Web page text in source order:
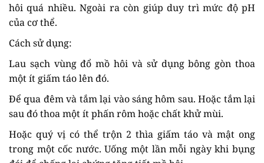
hôi quá nhiều. Ngoài ra còn giúp duy trì mức độ pH
của cơ thể.
Cách sử dụng:
Lau sạch vùng đổ mồ hôi và sử dụng bông gòn thoa
một ít giấm táo lên đó.
Để qua đêm và tắm lại vào sáng hôm sau. Hoặc tắm lại
sau đó thoa một ít phấn rôm hoặc chất khử mùi.
Hoặc quý vị có thể trộn 2 thìa giấm táo và mật ong
trong một cốc nước. Uống một lần mỗi ngày khi bụng